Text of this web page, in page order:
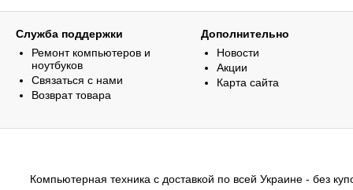
Служба поддержки
Ремонт компьютеров и
ноутбуков
Связаться с нами
Возврат товара
Дополнительно
Новости
Акции
Карта сайта
Компьютерная техника с доставкой по всей Украине - без